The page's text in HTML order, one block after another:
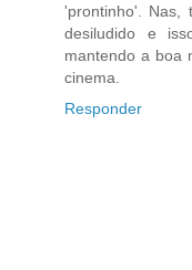
'prontinho'. Nas,
desiludido e
mantendo a boa
cinema.
Responder